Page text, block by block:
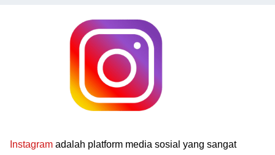
Instagram adalah platform media sosial yang sangat